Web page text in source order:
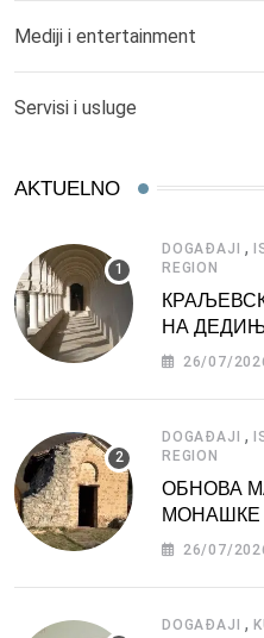
Mediji i entertainment
Servisi i usluge
AKTUELNO
DOGAĐAJI ,
REGION
НА
26/07/
DOGAĐAJI ,
REGION
ОБНОВА
МОНАШКЕ
СРБИЈЕ
26/07/
DOGAĐAJI ,